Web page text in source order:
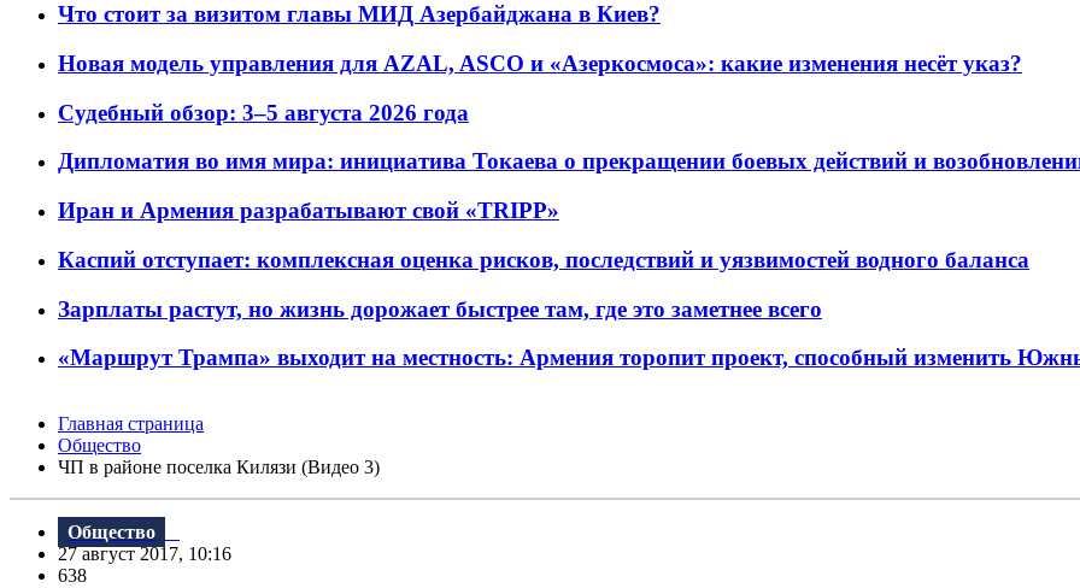
Что стоит за визитом главы МИД Азербайджана в Киев?
Новая модель управления для AZAL, ASCO и «Азеркосмоса»: какие изменения несёт указ?
Судебный обзор: 3–5 августа 2026 года
Дипломатия во имя мира: инициатива Токаева о прекращении боевых действий и
Иран и Армения разрабатывают свой «TRIPP»
Каспий отступает: комплексная оценка рисков, последствий и уязвимостей водного баланса
Зарплаты растут, но жизнь дорожает быстрее там, где это заметнее всего
«Маршрут Трампа» выходит на местность: Армения торопит проект, способный изменить
Главная страница
Общество
ЧП в районе поселка Килязи (Видео 3)
Общество
27 август 2017, 10:16
638